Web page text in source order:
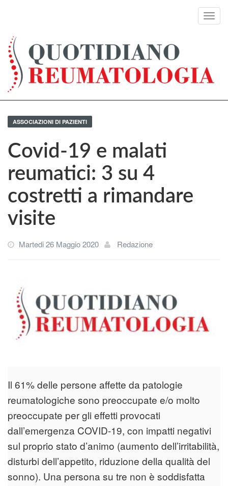
ASSOCIAZIONI DI PAZIENTI
Covid-19 e malati
reumatici: 3 su 4
costretti a rimandare
visite
Martedi 26 Maggio 2020 Redazione
Il 61% delle persone affette da patologie
reumatologiche sono preoccupate e/o molto
preoccupate per gli effetti provocati
dall’emergenza COVID-19, con impatti negativi
sul proprio stato d’animo (aumento dell’irritabilità,
disturbi dell’appetito, riduzione della qualità del
sonno). Una persona su tre non è soddisfatta